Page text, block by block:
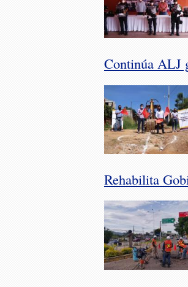
Continúa ALJ
Rehabilita